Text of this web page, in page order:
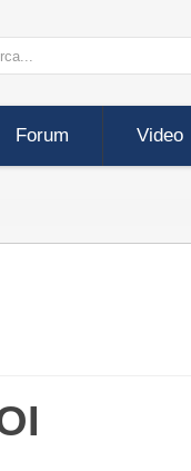
Forum Video